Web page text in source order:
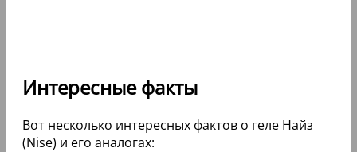
Интересные факты
Вот несколько интересных фактов о геле Найз
(Nise) и его аналогах: